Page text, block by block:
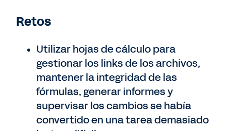
Retos
Utilizar hojas de cálculo para
gestionar los links de los archivos,
mantener la integridad de las
fórmulas, generar informes y
supervisar los cambios se había
convertido en una tarea demasiado